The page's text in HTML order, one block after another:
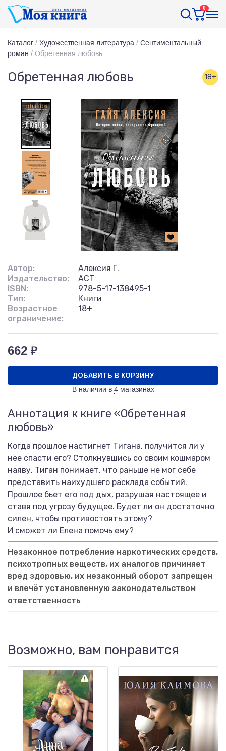
0
Каталог / Художественная литература / Сентиментальный
роман / Обретенная любовь
Обретенная любовь 18+
Автор:
Алексия Г.
Издательство:
АСТ
ISBN:
978-5-17-138495-1
Тип:
Книги
Возрастное
ограничение:
18+
662 ₽
ДОБАВИТЬ В КОРЗИНУ
В наличии в 4 магазинах
Аннотация к книге «Обретенная
любовь»
Когда прошлое настигнет Tигана, получится ли у
нее спасти его? Столкнувшись со своим кошмаром
наяву, Tиган понимает, что раньше не мог себе
представить наихудшего расклада событий.
Прошлое бьет его под дых, разрушая настоящее и
ставя под угрозу будущее. Будет ли он достаточно
силен, чтобы противостоять этому?
И сможет ли Елена помочь ему?
Незаконное потребление наркотических средств,
психотропных веществ, их аналогов причиняет
вред здоровью, их незаконный оборот запрещен
и влечёт установленную законодательством
ответственность
Возможно, вам понравится